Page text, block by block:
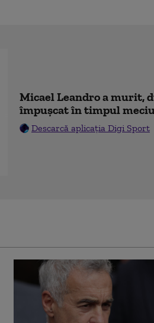
Micael Leandro a murit,
împușcat în timpul
Descarcă aplicația Digi Sport